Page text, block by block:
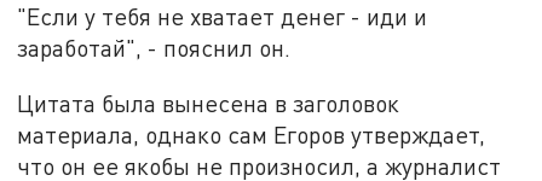
"Если у тебя не хватает денег - иди и
заработай", - пояснил он.
Цитата была вынесена в заголовок
материала, однако сам Егоров утверждает,
что он ее якобы не произносил, а журналист